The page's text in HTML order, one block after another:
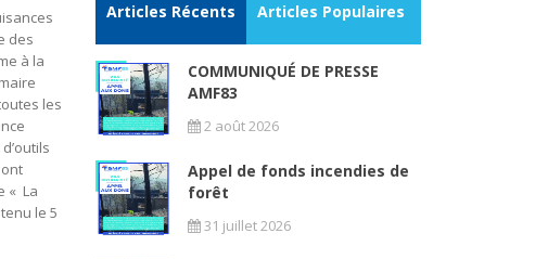
des
à la
les
« La
le 5
Articles Récents Articles Populaires
COMMUNIQUÉ DE PRESSE
AMF83
2 août 2026
Appel de fonds incendies de
forêt
31 juillet 2026